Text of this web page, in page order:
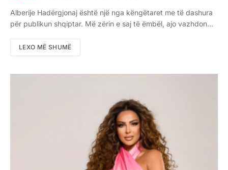
Alberije Hadërgjonaj është një nga këngëtaret me të dashura
për publikun shqiptar. Më zërin e saj të ëmbël, ajo vazhdon…
LEXO MË SHUMË